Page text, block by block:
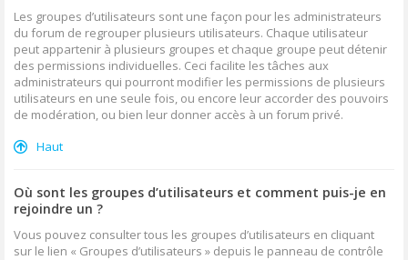
Les groupes d’utilisateurs sont une façon pour les administrateurs
du forum de regrouper plusieurs utilisateurs. Chaque utilisateur
peut appartenir à plusieurs groupes et chaque groupe peut détenir
des permissions individuelles. Ceci facilite les tâches aux
administrateurs qui pourront modifier les permissions de plusieurs
utilisateurs en une seule fois, ou encore leur accorder des pouvoirs
de modération, ou bien leur donner accès à un forum privé.
Haut
Où sont les groupes d’utilisateurs et comment puis-je en
rejoindre un ?
Vous pouvez consulter tous les groupes d’utilisateurs en cliquant
sur le lien « Groupes d’utilisateurs » depuis le panneau de contrôle